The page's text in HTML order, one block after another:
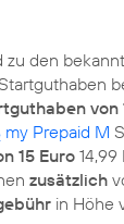
zu den
von
my Prepaid M
15 Euro 14,99
zusätzlich
in Höhe